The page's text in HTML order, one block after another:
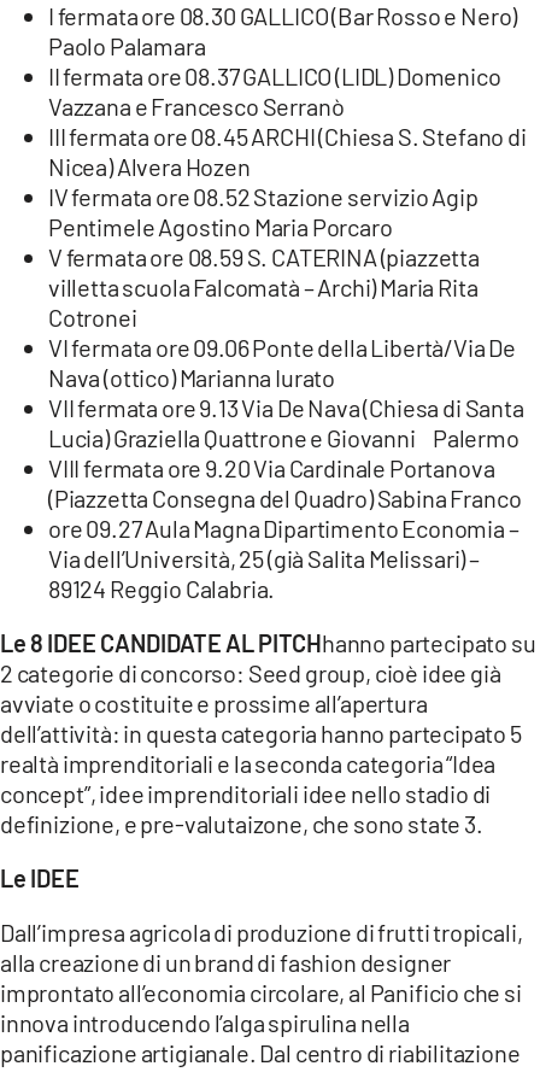
I fermata ore 08.30 GALLICO (Bar Rosso e Nero)
Paolo Palamara
II fermata ore 08.37 GALLICO (LIDL) Domenico
Vazzana e Francesco Serranò
III fermata ore 08.45 ARCHI (Chiesa S. Stefano di
Nicea) Alvera Hozen
IV fermata ore 08.52 Stazione servizio Agip
Pentimele Agostino Maria Porcaro
V fermata ore 08.59 S. CATERINA (piazzetta
villetta scuola Falcomatà – Archi) Maria Rita
Cotronei
VI fermata ore 09.06 Ponte della Libertà/Via De
Nava (ottico) Marianna Iurato
VII fermata ore 9.13 Via De Nava (Chiesa di Santa
Lucia) Graziella Quattrone e Giovanni Palermo
VIII fermata ore 9.20 Via Cardinale Portanova
(Piazzetta Consegna del Quadro) Sabina Franco
ore 09.27 Aula Magna Dipartimento Economia –
Via dell’Università, 25 (già Salita Melissari) –
89124 Reggio Calabria.
Le 8 IDEE CANDIDATE AL PITCHhanno partecipato su
2 categorie di concorso: Seed group, cioè idee già
avviate o costituite e prossime all’apertura
dell’attività: in questa categoria hanno partecipato 5
realtà imprenditoriali e la seconda categoria “Idea
concept”, idee imprenditoriali idee nello stadio di
definizione, e pre-valutaizone, che sono state 3.
Le IDEE
Dall’impresa agricola di produzione di frutti tropicali,
alla creazione di un brand di fashion designer
improntato all’economia circolare, al Panificio che si
innova introducendo l’alga spirulina nella
panificazione artigianale. Dal centro di riabilitazione